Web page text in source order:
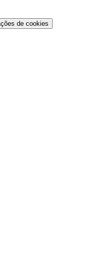
de cookies